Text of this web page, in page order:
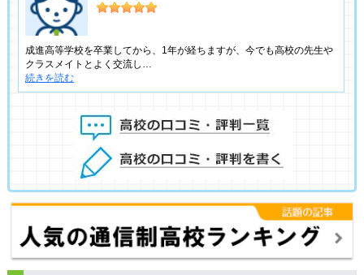
成進高等学校を卒業してから、1年が経ちますが、今でも高校の先生や
クラスメイトとよく交流し…
続きを読む